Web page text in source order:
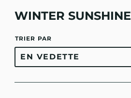
WINTER SUNSHINE
TRIER PAR